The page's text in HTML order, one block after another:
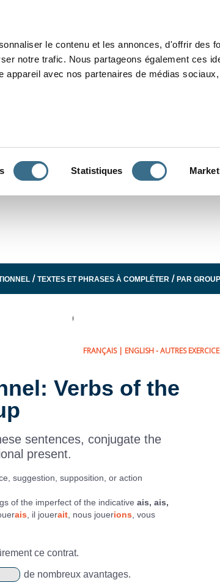
le contenu et les annonces, d'offrir des
notre trafic. Nous partageons également ces
appareil avec nos partenaires de médias
Statistiques
/TEXTES ET PHRASES À COMPLÉTER /PAR
FRANÇAIS| ENGLISH- AUTRES
Verbs of the
sentences, conjugate the
present.
suggestion, supposition, or action
of the imperfect of the indicative ais, ais,
ais , il jouerait, nous jouerions , vous
ce contrat.
de nombreux avantages.